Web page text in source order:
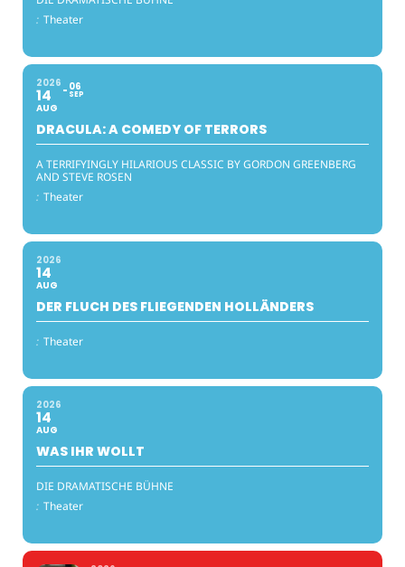
: Theater
2026
14
AUG
06
SEP
DRACULA: A COMEDY OF TERRORS
A TERRIFYINGLY HILARIOUS CLASSIC BY GORDON GREENBERG
AND STEVE ROSEN
: Theater
2026
14
AUG
DER FLUCH DES FLIEGENDEN HOLLÄNDERS
: Theater
2026
14
AUG
WAS IHR WOLLT
DIE DRAMATISCHE BÜHNE
: Theater